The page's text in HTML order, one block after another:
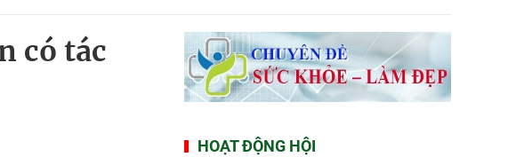
có tác
HOẠT ĐỘNG HỘI